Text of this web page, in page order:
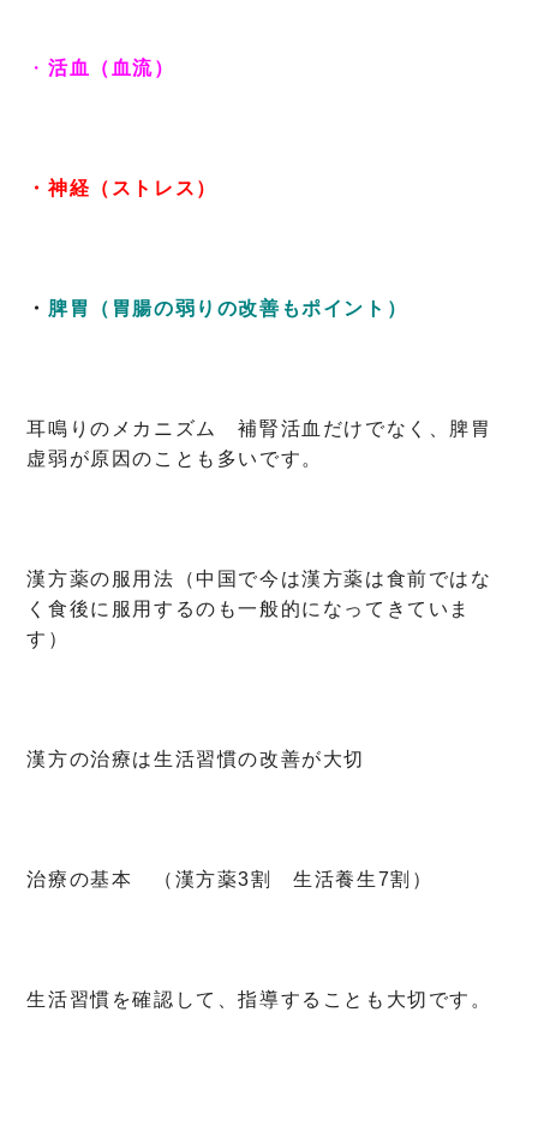
・ 活血（血流）
・神経（ストレス）
・ 脾胃（胃腸の弱りの改善もポイント）
耳鳴りのメカニズム 補腎活血だけでなく、脾胃
虚弱が原因のことも多いです。
漢方薬の服用法（中国で今は漢方薬は食前ではな
く食後に服用するのも一般的になってきていま
す）
漢方の治療は生活習慣の改善が大切
治療の基本 （漢方薬3割 生活養生7割）
生活習慣を確認して、指導することも大切です。